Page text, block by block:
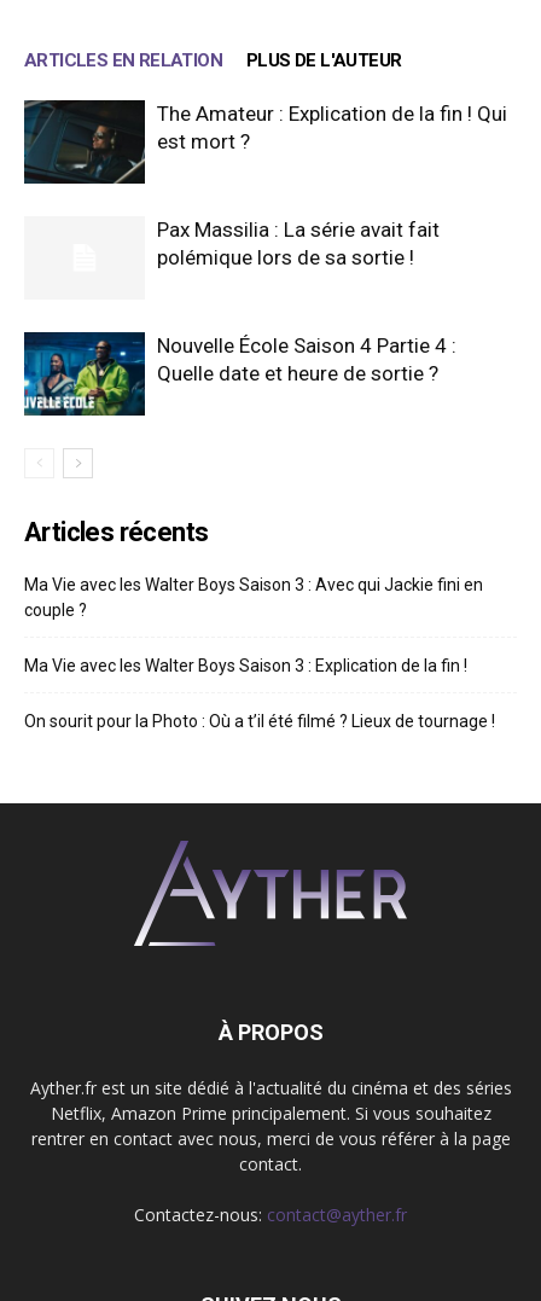
ARTICLES EN RELATION PLUS DE L'AUTEUR
The Amateur : Explication de la fin ! Qui
est mort ?
Pax Massilia : La série avait fait
polémique lors de sa sortie !
Nouvelle École Saison 4 Partie 4 :
Quelle date et heure de sortie ?
Articles récents
Ma Vie avec les Walter Boys Saison 3 : Avec qui Jackie fini en
couple ?
Ma Vie avec les Walter Boys Saison 3 : Explication de la fin !
On sourit pour la Photo : Où a t’il été filmé ? Lieux de tournage !
À PROPOS
Ayther.fr est un site dédié à l'actualité du cinéma et des séries
Netflix, Amazon Prime principalement. Si vous souhaitez
rentrer en contact avec nous, merci de vous référer à la page
contact.
Contactez-nous: contact@ayther.fr